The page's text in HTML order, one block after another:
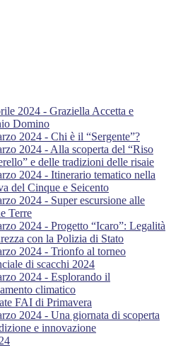
2024 - Graziella Accetta e
Domino
2024 - Chi è il “Sergente”?
2024 - Alla scoperta del “Riso
e delle tradizioni delle risaie
2024 - Itinerario tematico nella
del Cinque e Seicento
2024 - Super escursione alle
Terre
2024 - Progetto “Icaro”: Legalità
con la Polizia di Stato
2024 - Trionfo al torneo
di scacchi 2024
2024 - Esplorando il
climatico
FAI di Primavera
2024 - Una giornata di scoperta
e innovazione